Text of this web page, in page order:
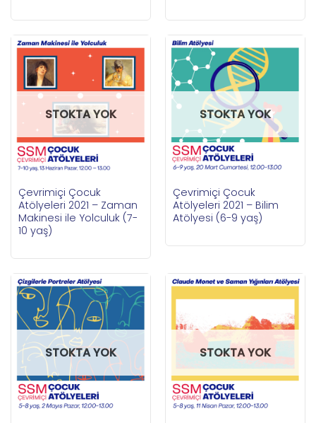
STOKTA YOK
Çevrimiçi Çocuk
Atölyeleri 2021 – Zaman
Makinesi ile Yolculuk (7-
10 yaş)
STOKTA YOK
Çevrimiçi Çocuk
Atölyeleri 2021 – Bilim
Atölyesi (6-9 yaş)
STOKTA YOK STOKTA YOK